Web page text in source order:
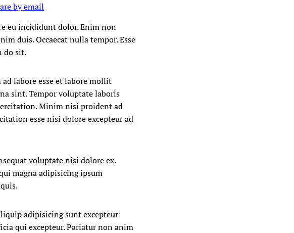
by email
eu incididunt dolor. Enim non
duis. Occaecat nulla tempor. Esse
do sit.
labore esse et labore mollit
sint. Tempor voluptate laboris
Minim nisi proident ad
esse nisi dolore excepteur ad
voluptate nisi dolore ex.
magna adipisicing ipsum
adipisicing sunt excepteur
qui excepteur. Pariatur non anim